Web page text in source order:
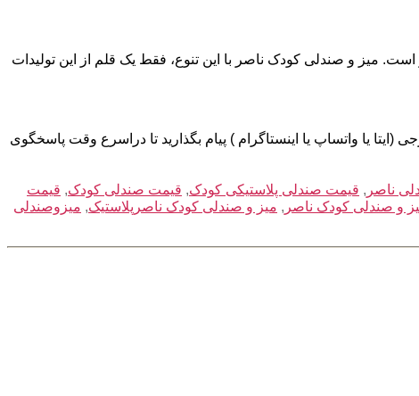
میز و صندلی کودک ناصر با این تنوع، فقط یک قلم از این تولیدات
یا واتساپ یا اینستاگرام ) پیام بگذارید تا دراسرع وقت پاسخگوی
ناصر , قیمت صندلی پلاستیکی کودک, قیمت صندلی کودک, قیمت
و صندلی کودک ناصر , میز و صندلی کودک ناصرپلاستیک, میزوصندلی